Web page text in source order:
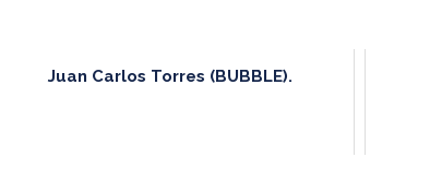
Juan Carlos Torres (BUBBLE).